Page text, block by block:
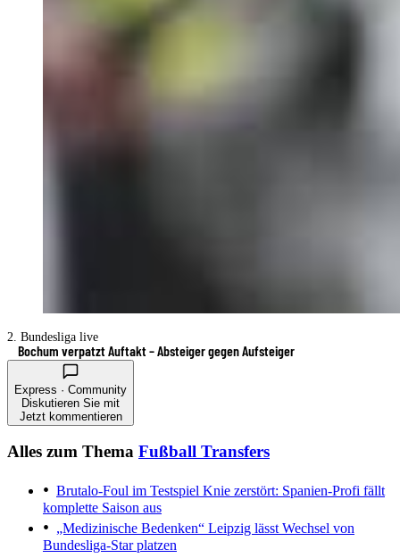
2. Bundesliga live
Bochum verpatzt Auftakt – Absteiger gegen Aufsteiger
Express · Community
Diskutieren Sie mit
Jetzt kommentieren
Alles zum Thema Fußball Transfers
Brutalo-Foul im Testspiel Knie zerstört: Spanien-Profi fällt
komplette Saison aus
„Medizinische Bedenken“ Leipzig lässt Wechsel von
Bundesliga-Star platzen